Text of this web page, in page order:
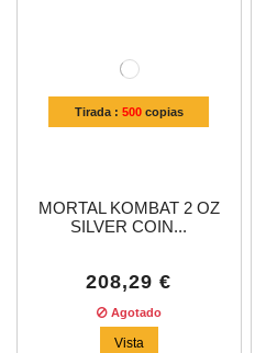
Tirada : 500copias
MORTAL KOMBAT 2 OZ
SILVER COIN...
208,29 €
Agotado
Vista